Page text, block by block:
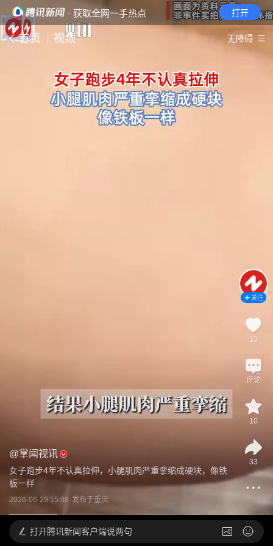
· 获取全网一手热点 打开
首页 视频 无障碍
@掌闻视讯
女子跑步4年不认真拉伸，小腿肌肉严重挛缩成硬块，像铁
板一样
2026-06-29 15:08 发布于重庆
关注
13
评论
10
33
打开腾讯新闻客户端说两句